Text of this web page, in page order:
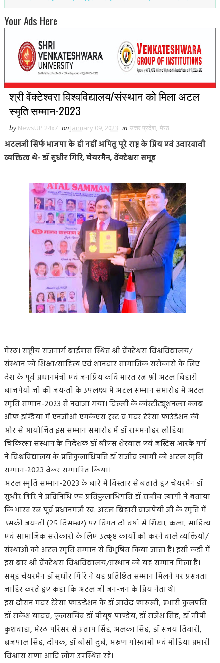
Your Ads Here
श्री वेंक्टेश्वरा विश्वविद्यालय/संस्थान को मिला अटल
स्मृति सम्मान-2023
by NewsUP 24x7 on January 09, 2023 in उत्तर प्रदेश, मेरठ
अटलजी सिर्फ भाजपा के ही नहीं अपितु पूरे राष्ट्र के प्रिय एवं उदारवादी
व्यक्तित्व थे- डॉ सुधीर गिरि, चेयरमैन, वेंक्टेश्वरा समूह
मेरठ। राष्ट्रीय राजमार्ग बाईपास स्थित श्री वेंक्टेश्वरा विश्वविद्यालय/
संस्थान को शिक्षा/साहित्य एवं शानदार सामाजिक सरोकारो के लिए
देश के पूर्व प्रधानमंत्री एवं जनप्रिय कवि भारत रत्न श्री अटल बिहारी
बाजपेयी जी की जयन्ती के उपलक्ष्य में अटल सम्मान समारोह में अटल
स्मृति सम्मान-2023 से नवाजा गया। दिल्ली के कांस्टीट्यूशनल्स क्लब
ऑफ इण्डिया में एनजीओ एमकेएस ट्रस्ट व मदर टेरेसा फाउंडेशन की
ओर से आयोजित इस सम्मान समारोह में डॉ राममनोहर लोहिया
चिकित्सा संस्थान के निदेशक डॉ बीएस शेरवाल एवं जस्टिस आरके गर्ग
ने विश्वविद्यालय के प्रतिकुलाधिपति डॉ राजीव त्यागी को अटल स्मृति
सम्मान-2023 देकर सम्मानित किया।
अटल स्मृति सम्मान-2023 के बारे में विस्तार से बताते हुए चेयरमैन डॉ
सुधीर गिरि ने प्रतिनिधि एवं प्रतिकुलाधिपति डॉ राजीव त्यागी ने बताया
कि भारत रत्न पूर्व प्रधानमंत्री स्व. अटल बिहारी वाजपेयी जी के स्मृति में
उसकी जयन्ती (25 दिसम्बर) पर विगत दो वर्षो से शिक्षा, कला, साहित्य
एवं सामाजिक सरोकारो के लिए उत्कृष्ट कार्यो को करने वाले व्यक्तियो/
संस्थाओ को अटल स्मृति सम्मान से विभूषित किया जाता है। इसी कडी में
इस बार श्री वेंक्टेश्वरा विश्वविद्यालय/संस्थान को यह सम्मान मिला है।
समूह चेयरमैन डॉ सुधीर गिरि ने यह प्रतिष्ठित सम्मान मिलने पर प्रसन्नता
जाहिर करते हुए कहा कि अटल जी जन-जन के प्रिय नेता थे।
इस दौरान मदर टेरेसा फाउन्डेशन के डॉ जावेद फारूखी, प्रभारी कुलपति
डॉ राकेश यादव, कुलसचिव डॉ पीयूष पाण्डेय, डॉ राजेश सिंह, डॉ सीपी
कुशवाहा, मेरठ परिसर से प्रताप सिंह, अलका सिंह, डॉ संजय तिवारी,
ब्रजपाल सिंह, दीपक, डॉ बीसी दुबे, अरूण गोस्वामी एवं मीडिया प्रभारी
विश्वास राणा आदि लोग उपस्थित रहे।